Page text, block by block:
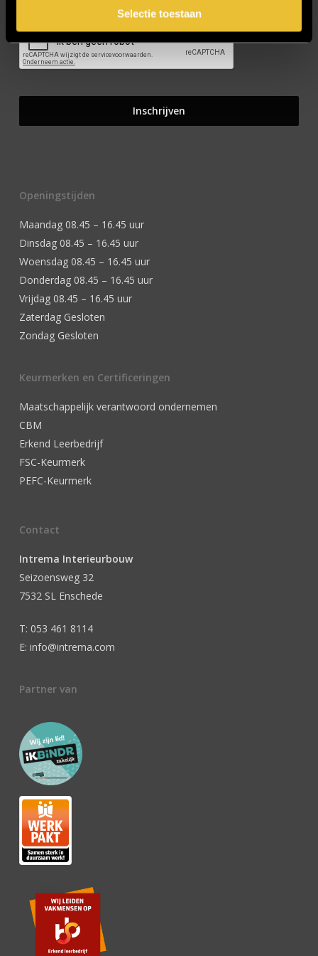
Selectie toestaan
Openingstijden
Maandag 08.45 – 16.45 uur
Dinsdag 08.45 – 16.45 uur
Woensdag 08.45 – 16.45 uur
Donderdag 08.45 – 16.45 uur
Vrijdag 08.45 – 16.45 uur
Zaterdag Gesloten
Zondag Gesloten
Keurmerken en Certificeringen
Maatschappelijk verantwoord ondernemen
CBM
Erkend Leerbedrijf
FSC-Keurmerk
PEFC-Keurmerk
Contact
Intrema Interieurbouw
Seizoensweg 32
7532 SL Enschede
T: 053 461 8114
E: info@intrema.com
Partner van